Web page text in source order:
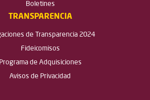
Boletines
TRANSPARENCIA
de Transparencia 2024
Fideicomisos
Programa de Adquisiciones
Avisos de Privacidad